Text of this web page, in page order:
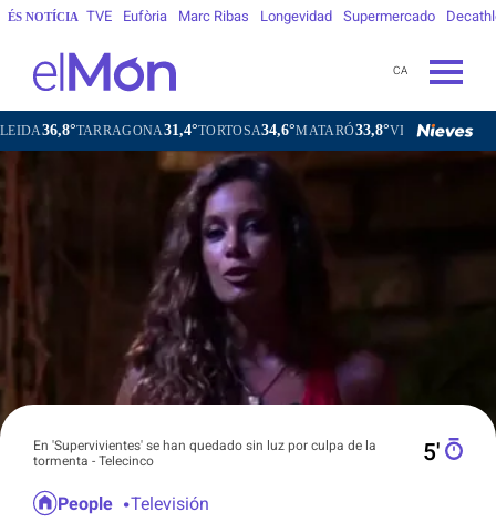
ÉS NOTÍCIA TVE Eufòria Marc Ribas Longevidad Supermercado
CA
TARRAGONA31,4°TORTOSA34,6°MATARÓ33,8°VIC35,4°VILAFRANCA DEL
En 'Supervivientes' se han quedado sin luz por culpa de la
tormenta - Telecinco
5′
People Televisión